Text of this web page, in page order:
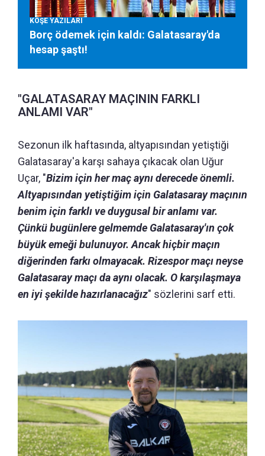
KÖŞE YAZILARI
Borç ödemek için kaldı: Galatasaray'da
hesap şaştı!
"GALATASARAY MAÇININ FARKLI
ANLAMI VAR"
Sezonun ilk haftasında, altyapısından yetiştiği
Galatasaray'a karşı sahaya çıkacak olan Uğur
Uçar, "Bizim için her maç aynı derecede önemli.
Altyapısından yetiştiğim için Galatasaray maçının
benim için farklı ve duygusal bir anlamı var.
Çünkü bugünlere gelmemde Galatasaray'ın çok
büyük emeği bulunuyor. Ancak hiçbir maçın
diğerinden farkı olmayacak. Rizespor maçı neyse
Galatasaray maçı da aynı olacak. O karşılaşmaya
en iyi şekilde hazırlanacağız" sözlerini sarf etti.